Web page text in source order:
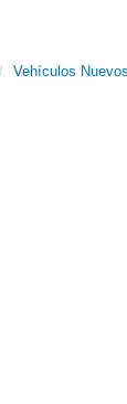
Vehículos Nuevos